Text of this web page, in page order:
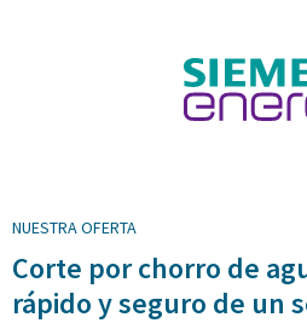
NUESTRA OFERTA
Corte por chorro de
rápido y seguro de un